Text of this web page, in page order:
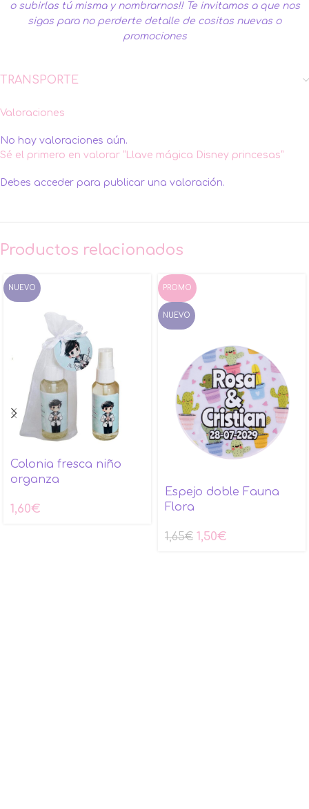
o subirlas tú misma y nombrarnos!! Te invitamos a que nos
sigas para no perderte detalle de cositas nuevas o
promociones
TRANSPORTE
Valoraciones
No hay valoraciones aún.
Sé el primero en valorar “Llave mágica Disney princesas”
Debes acceder para publicar una valoración.
Productos relacionados
NUEVO
Colonia fresca niño
organza
1,60€
PROMO
NUEVO
Espejo doble Fauna
Flora
1,65€ 1,50€